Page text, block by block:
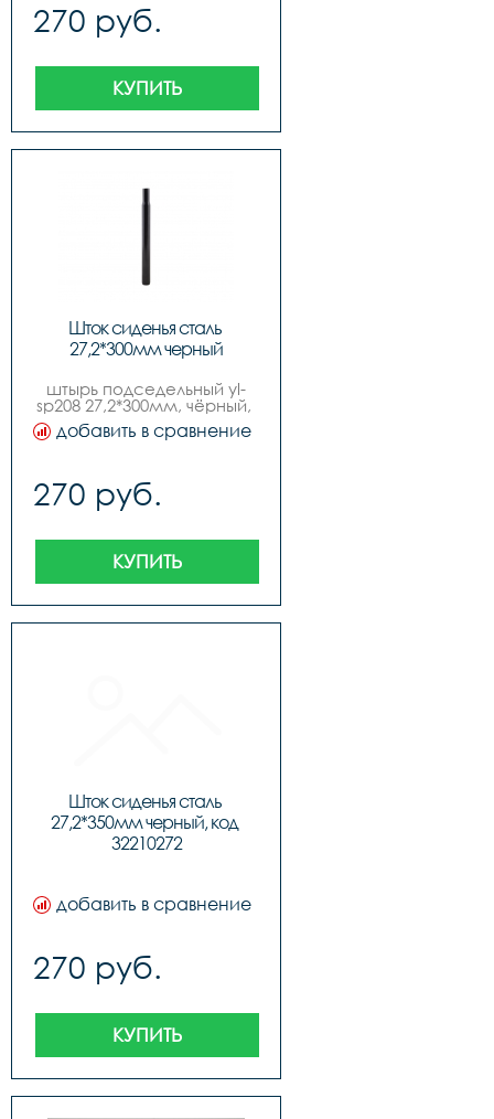
270 руб.
КУПИТЬ
Шток сиденья сталь
27,2*300мм черный
штырь подседельный yl-
sp208 27,2*300мм, чёрный,
добавить в сравнение
270 руб.
КУПИТЬ
Шток сиденья сталь
27,2*350мм черный, код
32210272
добавить в сравнение
270 руб.
КУПИТЬ